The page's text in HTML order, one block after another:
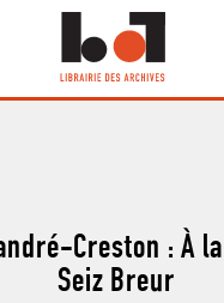
Creston : À
Seiz Breur